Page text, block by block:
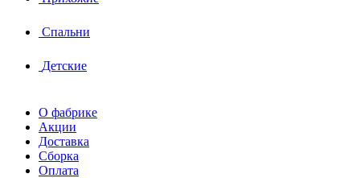
Спальни
Детские
О фабрике
Акции
Доставка
Сборка
Оплата